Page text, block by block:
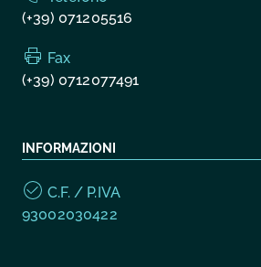
(+39) 071205516
Fax
(+39) 0712077491
INFORMAZIONI
C.F. / P.IVA
93002030422